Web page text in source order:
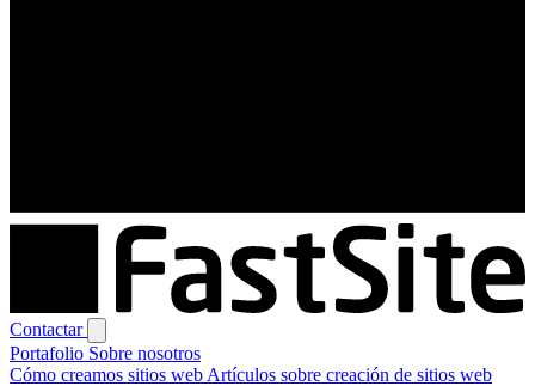
Contactar
Portafolio Sobre nosotros
Cómo creamos sitios web Artículos sobre creación de sitios web